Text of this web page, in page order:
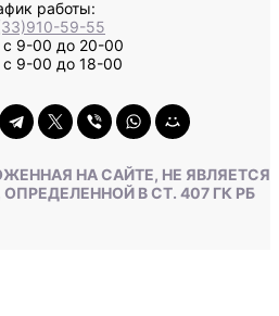
работы:
59-55
9-00 до 20-00
9-00 до 18-00
НА САЙТЕ, НЕ ЯВЛЯЕТСЯ
В СТ. 407 ГК РБ